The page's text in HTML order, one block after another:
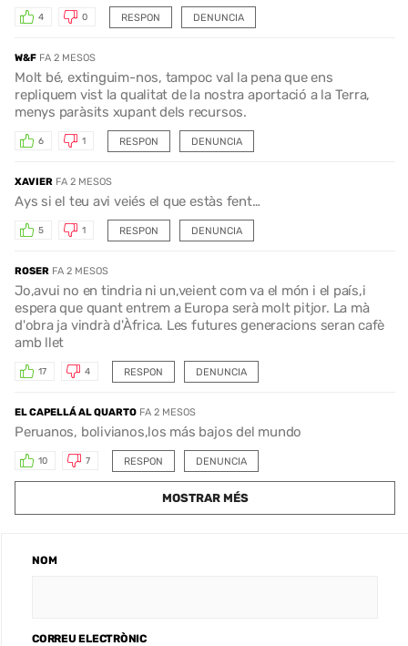
RESPON
4 0 DENUNCIA
W&F FA 2 MESOS
Molt bé, extinguim-nos, tampoc val la pena que ens
repliquem vist la qualitat de la nostra aportació a la Terra,
menys paràsits xupant dels recursos.
RESPON
6 1 DENUNCIA
XAVIER FA 2 MESOS
Ays si el teu avi veiés el que estàs fent…
RESPON
5 1 DENUNCIA
ROSER FA 2 MESOS
Jo,avui no en tindria ni un,veient com va el món i el país,i
espera que quant entrem a Europa serà molt pitjor. La mà
d'obra ja vindrà d'Àfrica. Les futures generacions seran cafè
amb llet
RESPON
17 4 DENUNCIA
EL CAPELLÁ AL QUARTO FA 2 MESOS
Peruanos, bolivianos,los más bajos del mundo
RESPON
10 7 DENUNCIA
MOSTRAR MÉS
NOM
CORREU ELECTRÒNIC